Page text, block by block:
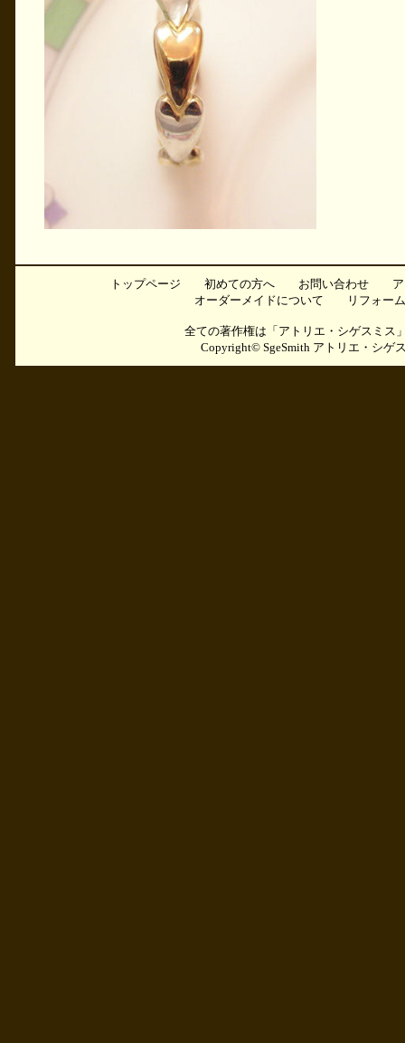
トップページ 初めての方へ お問い合わせ
オーダーメイドについて
リフォー
全ての著作権は「アトリエ・シゲスミス
Copyright© SgeSmith アトリエ・シ